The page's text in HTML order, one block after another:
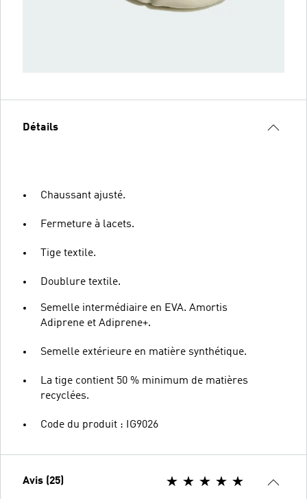
Détails
Chaussant ajusté.
Fermeture à lacets.
Tige textile.
Doublure textile.
Semelle intermédiaire en EVA. Amortis
Adiprene et Adiprene+.
Semelle extérieure en matière synthétique.
La tige contient 50 % minimum de matières
recyclées.
Code du produit : IG9026
Avis (25)